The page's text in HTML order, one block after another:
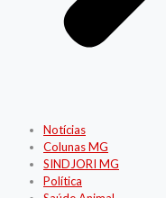
Notícias
Colunas MG
SINDJORI MG
Política